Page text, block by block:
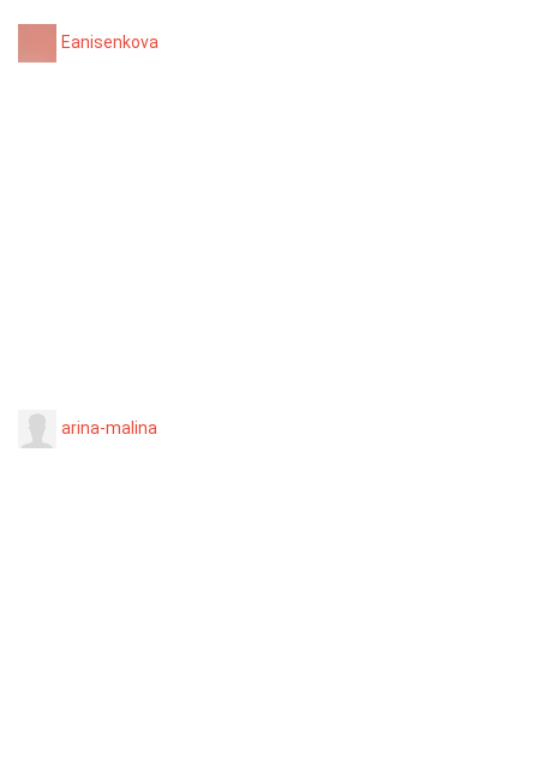
Eanisenkova
arina-malina